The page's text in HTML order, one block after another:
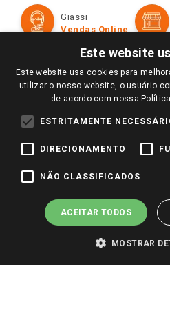
Televendas
Perguntas frequentes
Trabalhe Conosco
Identidade Visual
Formas de Pagamento
Políticas de entrega
Trocas e Devoluções
Giassi
Vendas Online
Redes Sociais
Pagamento e Segurança
Este website
Este website usa cookies para
utilizar o nosso website, o usuário
de acordo com nossa
ESTRITAMENTE
DIRECIONAMENTO
NÃO CLASSIFICADOS
ACEITAR TODOS
MOSTRAR